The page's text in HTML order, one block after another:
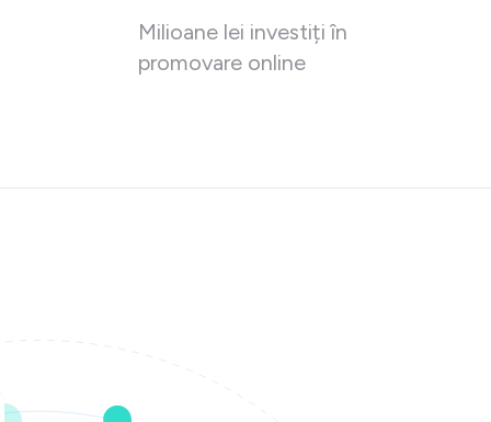
Milioane lei investiți în
promovare online